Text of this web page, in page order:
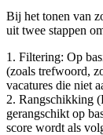
Bij het tonen van
uit twee stappen
1. Filtering: Op
(zoals trefwoord,
vacatures die niet
2. Rangschikking
gerangschikt op
score wordt als